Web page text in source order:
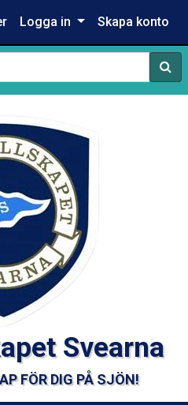
Logga in Skapa konto
Sök
Svearna
FÖR DIG PÅ SJÖN!